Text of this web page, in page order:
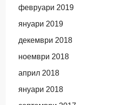
февруари 2019
януари 2019
декември 2018
ноември 2018
април 2018
януари 2018